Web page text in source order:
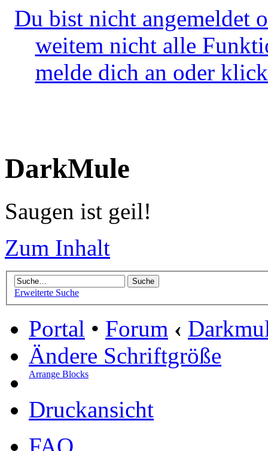
Du bist nicht angemeldet
weitem nicht alle
melde dich an oder
DarkMule
Saugen ist geil!
Zum Inhalt
Erweiterte Suche
Portal • Forum ‹
Ändere Schriftgröße
Arrange Blocks
Druckansicht